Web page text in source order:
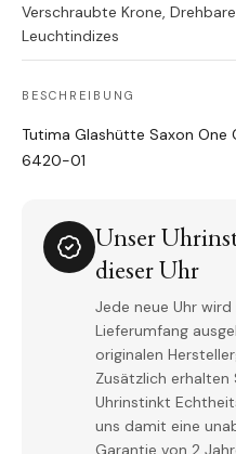
Verschraubte Krone,
Leuchtindizes
BESCHREIBUNG
Tutima Glashütte Saxon One
6420-01
Unser
dieser Uhr
Jede neue Uhr
Lieferumfang
originalen
Zusätzlich erhalten
Uhrinstinkt
uns damit eine
Garantie von 2